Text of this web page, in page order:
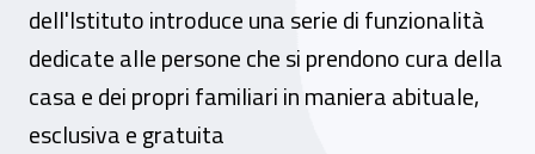
dell'Istituto introduce una serie di funzionalità
dedicate alle persone che si prendono cura della
casa e dei propri familiari in maniera abituale,
esclusiva e gratuita